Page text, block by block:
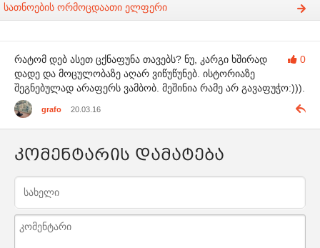
სათნოების ორმოცდაათი ელფერი
0
რატომ დებ ასეთ ცქნაფუნა თავებს? ნუ, კარგი ხშირად
დადე და მოცულობაზე აღარ ვიწუწუნებ. ისტორიაზე
შეგნებულად არაფერს ვამბობ. მეშინია რამე არ გავაფუჭო:))).
grafo 20.03.16
კომენტარის დამატება